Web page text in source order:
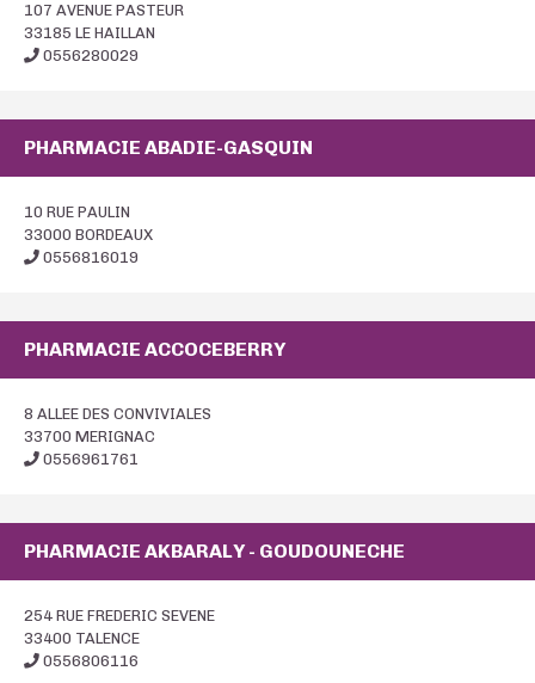
107 AVENUE PASTEUR
33185 LE HAILLAN
0556280029
PHARMACIE ABADIE-GASQUIN
10 RUE PAULIN
33000 BORDEAUX
0556816019
PHARMACIE ACCOCEBERRY
8 ALLEE DES CONVIVIALES
33700 MERIGNAC
0556961761
PHARMACIE AKBARALY - GOUDOUNECHE
254 RUE FREDERIC SEVENE
33400 TALENCE
0556806116